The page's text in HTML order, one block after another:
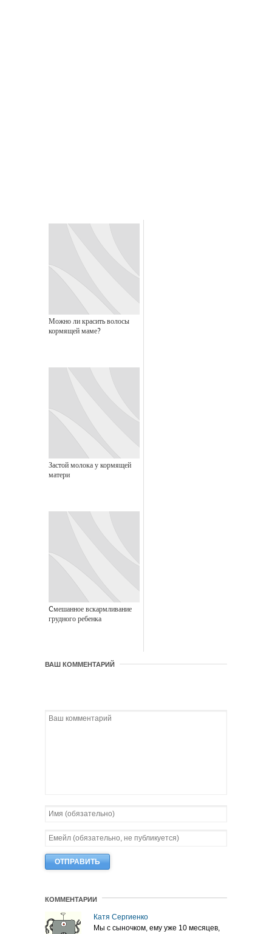
Можно ли красить волосы
кормящей маме?
Застой молока у кормящей
матери
Cмешанное вскармливание
грудного ребенка
ВАШ КОММЕНТАРИЙ
КОММЕНТАРИИ
Катя Сергиенко
Мы с сыночком, ему уже 10 месяцев,